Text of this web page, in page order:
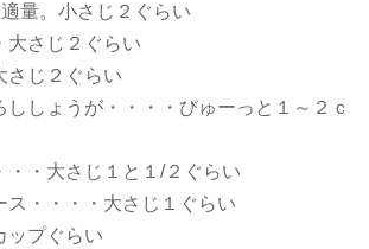
量。小さじ２ぐらい
大さじ２ぐらい
さじ２ぐらい
ししょうが・・・・びゅーっと１～２ｃ
・・大さじ１と１/２ぐらい
ス・・・・大さじ１ぐらい
ップぐらい